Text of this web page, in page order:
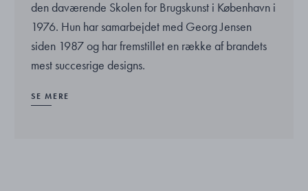
den daværende Skolen for Brugskunst i København i
1976. Hun har samarbejdet med Georg Jensen
siden 1987 og har fremstillet en række af brandets
mest succesrige designs.
SE MERE